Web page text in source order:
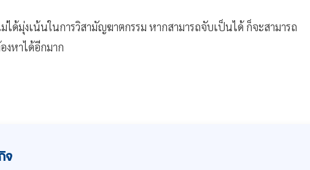
ได้มุ่งเน้นในการวิสามัญฆาตกรรม หากสามารถจับเป็นได้ ก็จะสามารถ
งหาได้อีกมาก
จ